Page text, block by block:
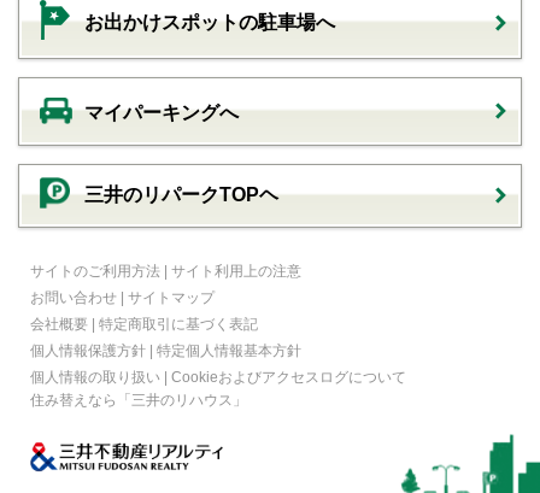
お出かけスポットの駐車場へ
マイパーキングへ
三井のリパークTOPヘ
サイトのご利用方法 | サイト利用上の注意
お問い合わせ | サイトマップ
会社概要 | 特定商取引に基づく表記
個人情報保護方針 | 特定個人情報基本方針
個人情報の取り扱い | Cookieおよびアクセスログについて
住み替えなら
「三井のリハウス」